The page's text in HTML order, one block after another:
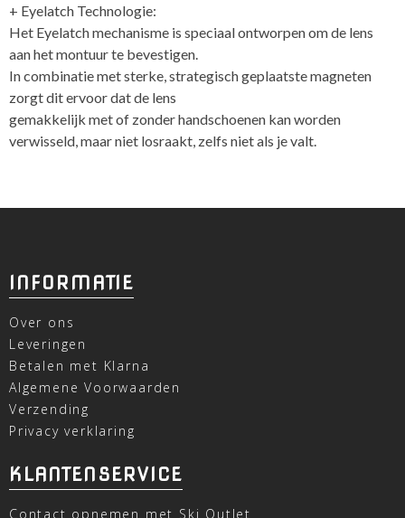
+ Eyelatch Technologie:
Het Eyelatch mechanisme is speciaal ontworpen om de lens
aan het montuur te bevestigen.
In combinatie met sterke, strategisch geplaatste magneten
zorgt dit ervoor dat de lens
gemakkelijk met of zonder handschoenen kan worden
verwisseld, maar niet losraakt, zelfs niet als je valt.
INFORMATIE
Over ons
Leveringen
Betalen met Klarna
Algemene Voorwaarden
Verzending
Privacy verklaring
KLANTENSERVICE
Contact opnemen met Ski Outlet